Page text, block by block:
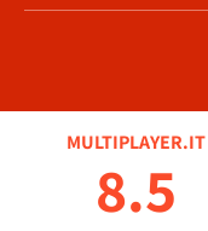
MULTIPLAYER.IT
8.5